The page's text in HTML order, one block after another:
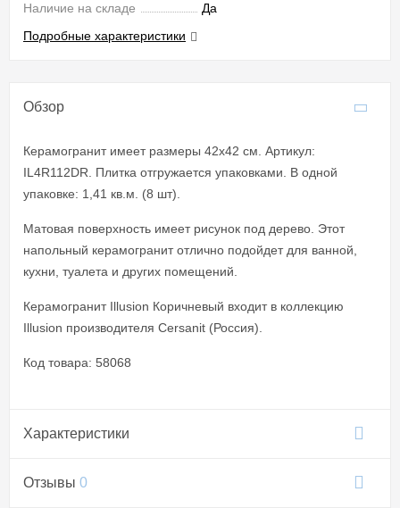
Наличие на складе
Да
Подробные характеристики
Обзор
Керамогранит имеет размеры 42x42 см. Артикул:
IL4R112DR. Плитка отгружается упаковками. В одной
упаковке: 1,41 кв.м. (8 шт).
Матовая поверхность имеет рисунок под дерево. Этот
напольный керамогранит отлично подойдет для ванной,
кухни, туалета и других помещений.
Керамогранит Illusion Коричневый входит в коллекцию
Illusion производителя Cersanit (Россия).
Код товара: 58068
Характеристики
Отзывы 0